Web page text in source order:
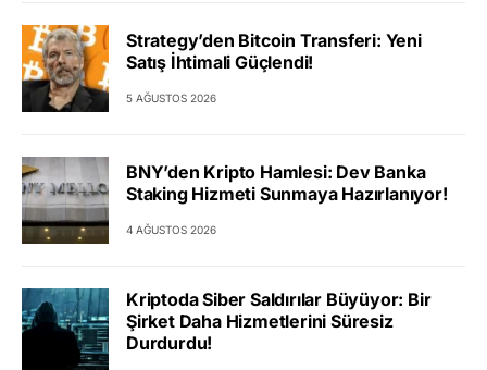
Strategy’den Bitcoin Transferi: Yeni
Satış İhtimali Güçlendi!
5 AĞUSTOS 2026
BNY’den Kripto Hamlesi: Dev Banka
Staking Hizmeti Sunmaya Hazırlanıyor!
4 AĞUSTOS 2026
Kriptoda Siber Saldırılar Büyüyor: Bir
Şirket Daha Hizmetlerini Süresiz
Durdurdu!